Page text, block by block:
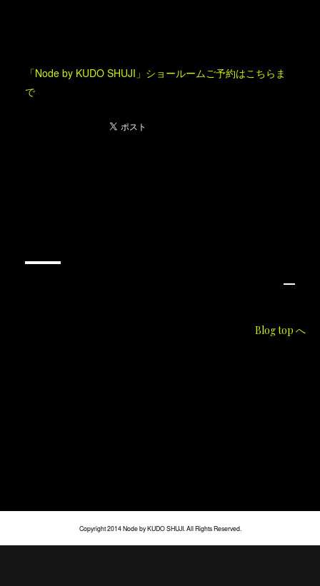
「Node by KUDO SHUJI」ショールームご予約はこちらま
で
Blog top へ
Copyright 2014 Node by KUDO SHUJI. All Rights Reserved.